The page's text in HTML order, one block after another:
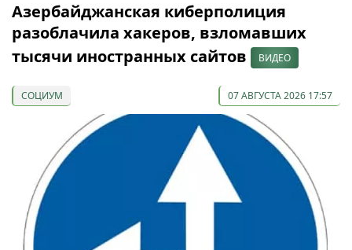
Азербайджанская киберполиция
разоблачила хакеров, взломавших
тысячи иностранных сайтов
ВИДЕО
СОЦИУМ 07 АВГУСТА 2026 17:57